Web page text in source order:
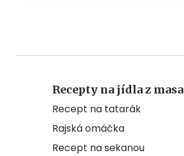
Recepty na jídla z masa
Recept na tatarák
Rajská omáčka
Recept na sekanou